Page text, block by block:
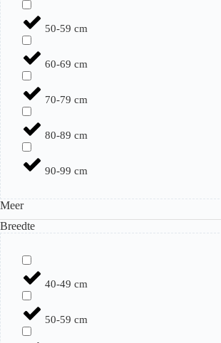
50-59 cm
60-69 cm
70-79 cm
80-89 cm
90-99 cm
Meer
Breedte
40-49 cm
50-59 cm